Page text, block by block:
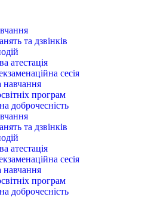
та дзвінків
атестація
сесія
навчання
програм
доброчесність
та дзвінків
атестація
сесія
навчання
програм
доброчесність